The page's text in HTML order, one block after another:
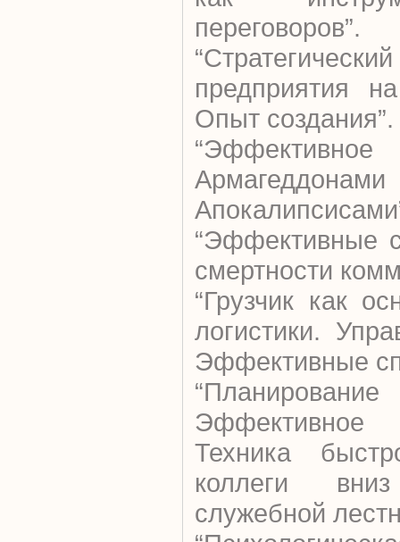
переговоров”.
предприятия
Опыт создания”.
“Эффективные
смертности
“Грузчик как
логистики.
Эффективные
Эффективное
Техника
коллеги
служебной